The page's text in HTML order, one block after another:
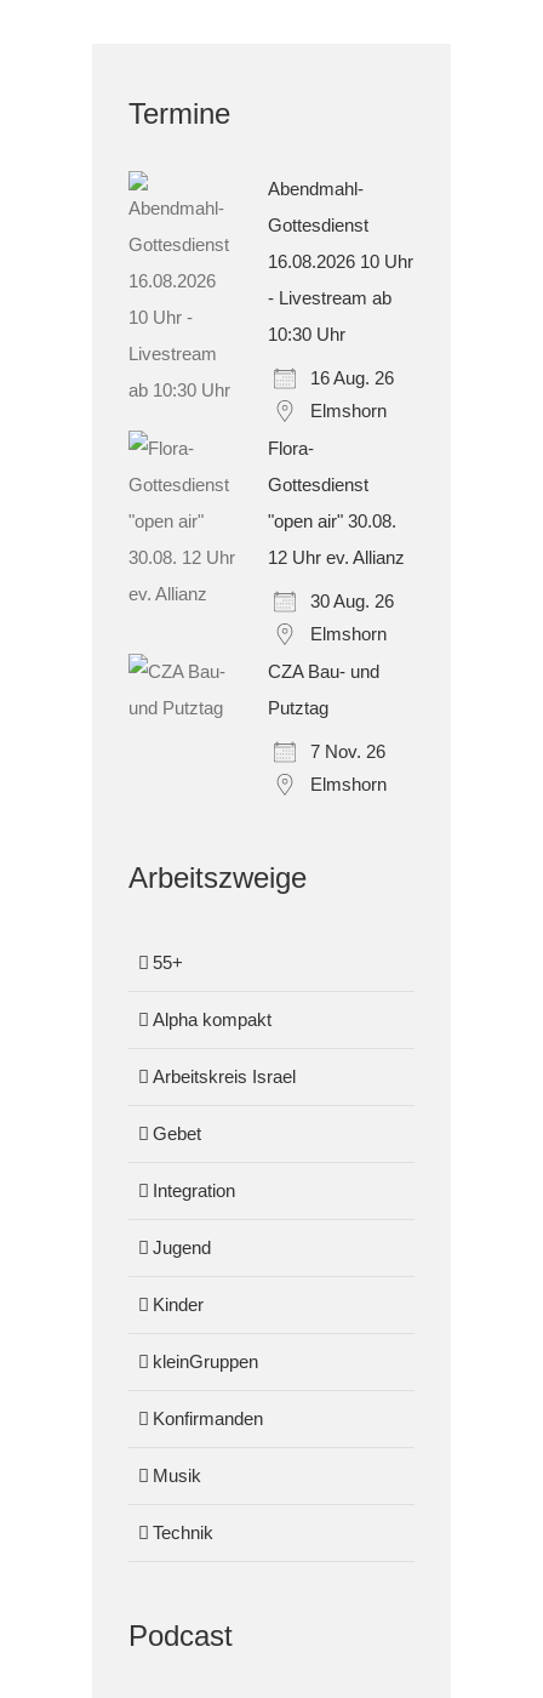
Termine
Abendmahl-
Gottesdienst
16.08.2026 10 Uhr
- Livestream ab
10:30 Uhr
16 Aug. 26
Elmshorn
Flora-
Gottesdienst
"open air" 30.08.
12 Uhr ev. Allianz
30 Aug. 26
Elmshorn
CZA Bau- und
Putztag
7 Nov. 26
Elmshorn
Arbeitszweige
55+
Alpha kompakt
Arbeitskreis Israel
Gebet
Integration
Jugend
Kinder
kleinGruppen
Konfirmanden
Musik
Technik
Podcast